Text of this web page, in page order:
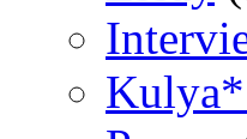
Kulya*